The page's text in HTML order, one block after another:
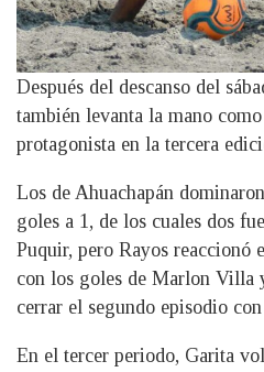
Después del descanso del
también levanta la mano
protagonista en la tercera
Los de Ahuachapán
goles a 1, de los cuales dos
Puquir, pero Rayos reaccionó
con los goles de Marlon Villa
cerrar el segundo episodio
En el tercer periodo, Garita